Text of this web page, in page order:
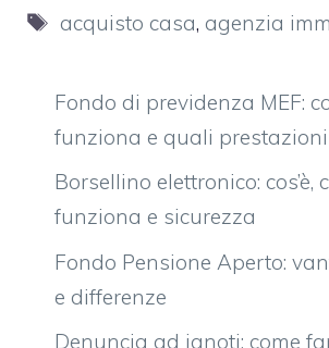
Tag
acquisto casa, agenzia
Fondo di previdenza MEF:
funziona e quali
Borsellino elettronico: cos’è,
funziona e sicurezza
Fondo Pensione Aperto:
e differenze
Denuncia ad ignoti: come